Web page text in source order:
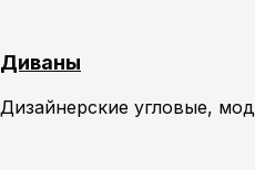
Диваны
Дизайнерские угловые,